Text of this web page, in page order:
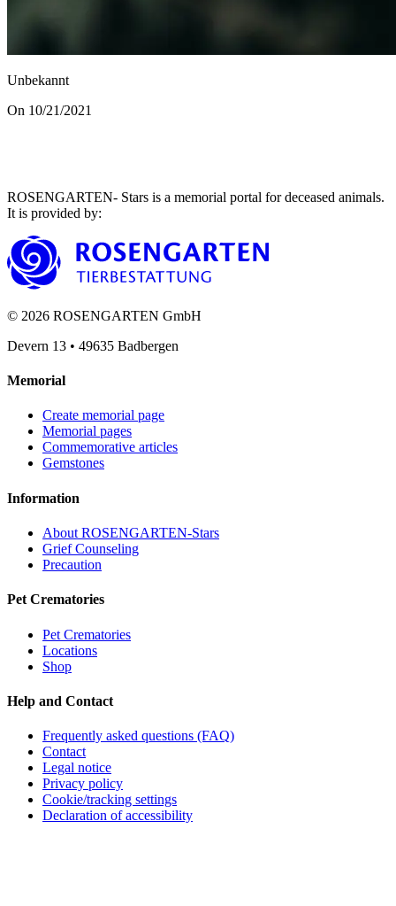
Unbekannt
On 10/21/2021
ROSENGARTEN- Stars is a memorial portal for deceased animals.
It is provided by:
© 2026 ROSENGARTEN GmbH
Devern 13 • 49635 Badbergen
Memorial
Create memorial page
Memorial pages
Commemorative articles
Gemstones
Information
About ROSENGARTEN-Stars
Grief Counseling
Precaution
Pet Crematories
Pet Crematories
Locations
Shop
Help and Contact
Frequently asked questions (FAQ)
Contact
Legal notice
Privacy policy
Cookie/tracking settings
Declaration of accessibility